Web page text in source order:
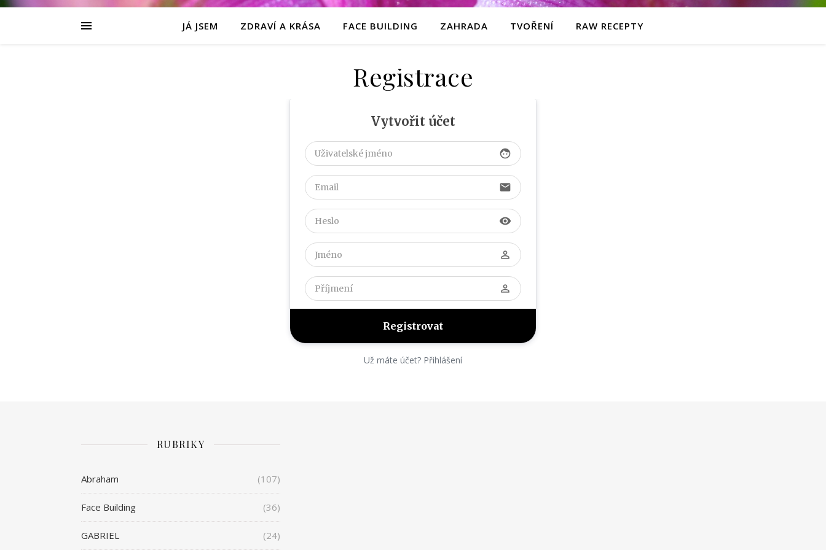
JÁ JSEM ZDRAVÍ A KRÁSA FACE BUILDING ZAHRADA TVOŘENÍ RAW RECEPTY
Registrace
Vytvořit účet
face
email
visibility
perm_identity
perm_identity
Už máte účet? Přihlášení
RUBRIKY
Abraham (107)
Face Building (36)
GABRIEL (24)